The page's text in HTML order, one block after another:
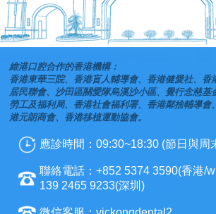
維港口腔合作的香港機構：
香港東華三院、香港盲人輔導會、香港健愛社、香
居民聯會、沙田區關愛隊烏溪沙小區、覺行念慈基
勞工及福利局、香港社會福利署、香港鄰捨輔導會
港元朗商會、香港移植運動協會。
應診時間：09:30~18:30 (節日與周
聯絡電話：+852 5374 3590(香港/
139 2465 9233(深圳)